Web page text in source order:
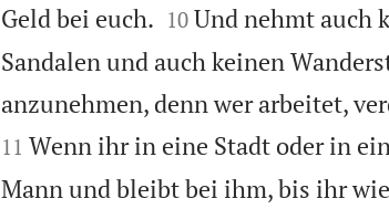
Geld bei euch.
10 Und nehmt auch
Sandalen und auch keinen
anzunehmen, denn wer arbeitet,
11 Wenn ihr in eine Stadt oder in
Mann und bleibt bei ihm, bis ihr